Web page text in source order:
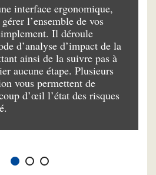
interface ergonomique,
l’ensemble de vos
Il déroule
d’analyse d’impact de la
ainsi de la suivre pas à
aucune étape. Plusieurs
vous permettent de
d’œil l’état des risques